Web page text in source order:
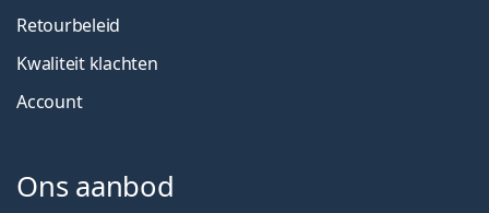
Retourbeleid
Kwaliteit klachten
Account
Ons aanbod